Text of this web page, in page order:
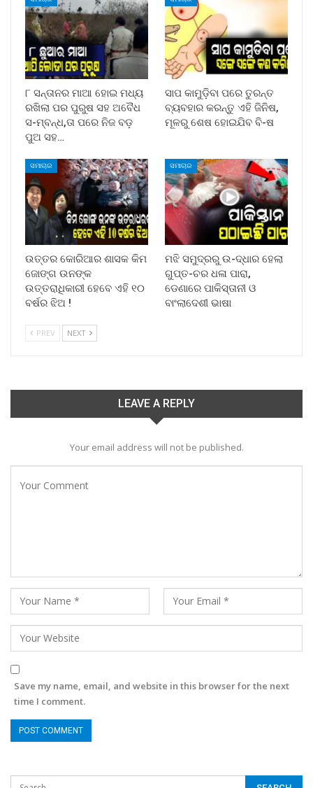
୮ ସନ୍ତାନର ମାଆ ହୋଇ ମଧ୍ୟ
ରଖିଲା ପର ପୁରୁଷ ସହ ଅବୈଧ
ସ-ମ୍ବନ୍ଧ,ତା ପରେ ନିଜ ବଡ଼
ପୁଅ ସହ…
ସାପ କାମୁଡ଼ିବା ପରେ ତୁରନ୍ତ
ବ୍ୟବହାର କରନ୍ତୁ ଏହି ଜିନିଷ,
ମୂଳରୁ ଶେଷ ହୋଇଯିବ ବି-ଷ
ସମାଚାର
ଉତ୍ତର କୋରିଆର ଶାସକ କିମ
ଜୋଙ୍ଗ ଉନଙ୍କ
ଉତ୍ତରାଧିକାରୀ ହେବେ ଏହି ୧୦
ବର୍ଷର ଝିଅ !
ସମାଚାର
ମଝି ସମୁଦ୍ରରୁ ଉ-ଦ୍ଧାର ହେଲା
ଗୁପ୍ତ-ଚର ଧଳା ପାରା,
ଡେଣାରେ ପାକିସ୍ତାନୀ ଓ
ବାଂଲାଦେଶୀ ଭାଷା
PREV NEXT
LEAVE A REPLY
Your email address will not be published.
Save my name, email, and website in this browser for the next
time I comment.